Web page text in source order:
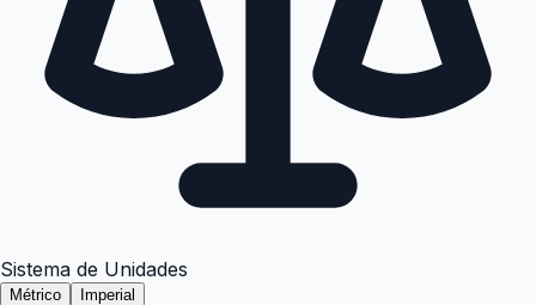
Sistema de Unidades
Métrico Imperial